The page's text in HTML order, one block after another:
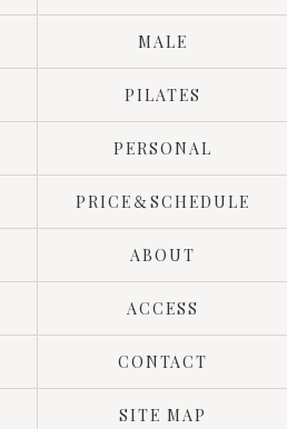
MALE
PILATES
PERSONAL
PRICE＆SCHEDULE
ABOUT
ACCESS
CONTACT
SITE MAP